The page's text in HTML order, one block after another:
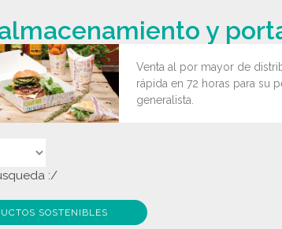
y
Venta al por mayor de
rápida en 72 horas para su
generalista.
:/
SOSTENIBLES